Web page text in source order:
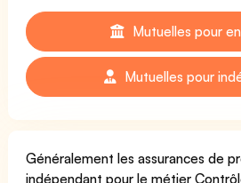
Mutuelles pour
Mutuelles pour
Généralement les assurances de
indépendant pour le métier